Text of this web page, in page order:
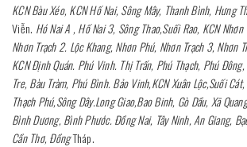
KCN Bàu Xéo, KCN Hố Nai, Sông Mây, Thanh Bình, Hưng
Viễn. Hó Nai A , Hố Nai 3, Sông Thao,Suối Rao, KCN Nhơn
Nhơn Trạch 2. Lộc Khang, Nhơn Phú, Nhơn Trạch 3, Nhơn
KCN Định Quán. Phú Vinh. Thị Trấn, Phú Thạch, Phú
Tre, Bàu Tràm, Phú Bình. Bảo Vinh,KCN Xuân Lộc,Suối
Thạch Phú,Sông Dây.Long Giao,Bao Binh, Gò Dầu, Xã
Bình Dương, Bình Phước. Đồng Nai, Tây Ninh, An Giang,
Cần Thơ, ĐồngTháp.